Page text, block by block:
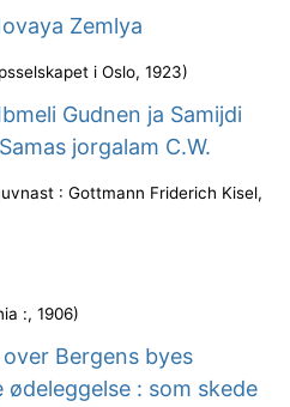
Zemlya
i Oslo, 1923)
Gudnen ja Samijdi
jorgalam C.W.
: Gottmann Friderich Kisel,
:, 1906)
Bergens byes
: som skede